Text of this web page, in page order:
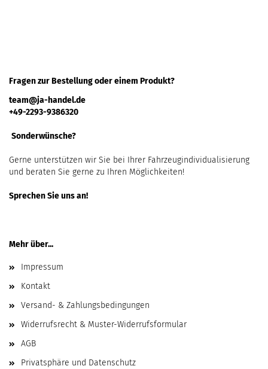
Fragen zur Bestellung oder einem Produkt?
team@ja-handel.de
+49-2293-9386320
Sonderwünsche?
Gerne unterstützen wir Sie bei Ihrer Fahrzeugindividualisierung
und beraten Sie gerne zu Ihren Möglichkeiten!
Sprechen Sie uns an!
Mehr über...
Impressum
Kontakt
Versand- & Zahlungsbedingungen
Widerrufsrecht & Muster-Widerrufsformular
AGB
Privatsphäre und Datenschutz